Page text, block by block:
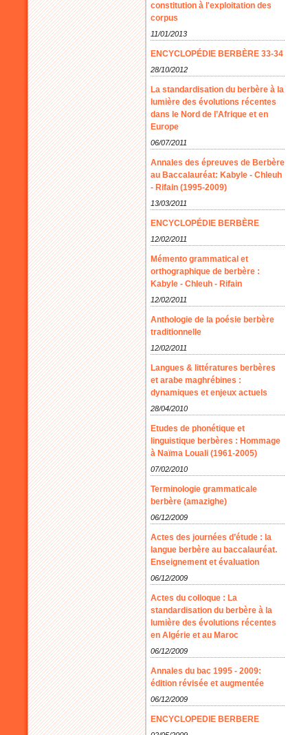
constitution à l'exploitation des
corpus
11/01/2013
ENCYCLOPÉDIE BERBÈRE 33-34
28/10/2012
La standardisation du berbère à la
lumière des évolutions récentes
dans le Nord de l’Afrique et en
Europe
06/07/2011
Annales des épreuves de Berbère
au Baccalauréat: Kabyle - Chleuh
- Rifain (1995-2009)
13/03/2011
ENCYCLOPÉDIE BERBÈRE
12/02/2011
Mémento grammatical et
orthographique de berbère :
Kabyle - Chleuh - Rifain
12/02/2011
Anthologie de la poésie berbère
traditionnelle
12/02/2011
Langues & littératures berbères
et arabe maghrébines :
dynamiques et enjeux actuels
28/04/2010
Etudes de phonétique et
linguistique berbères : Hommage
à Naïma Louali (1961-2005)
07/02/2010
Terminologie grammaticale
berbère (amazighe)
06/12/2009
Actes des journées d’étude : la
langue berbère au baccalauréat.
Enseignement et évaluation
06/12/2009
Actes du colloque : La
standardisation du berbère à la
lumière des évolutions récentes
en Algérie et au Maroc
06/12/2009
Annales du bac 1995 - 2009:
édition révisée et augmentée
06/12/2009
ENCYCLOPEDIE BERBERE